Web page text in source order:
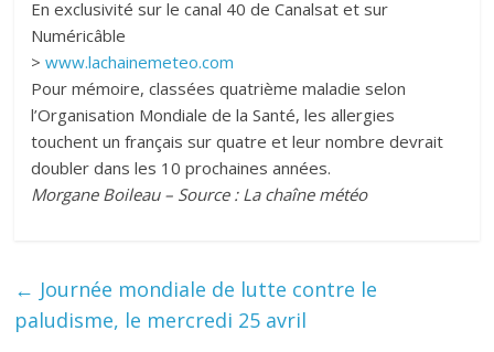
En exclusivité sur le canal 40 de Canalsat et sur
Numéricâble
>www.lachainemeteo.com
Pour mémoire, classées quatrième maladie selon
l’Organisation Mondiale de la Santé, les allergies
touchent un français sur quatre et leur nombre devrait
doubler dans les 10 prochaines années.
Morgane Boileau – Source : La chaîne météo
← Journée mondiale de lutte contre le
paludisme, le mercredi 25 avril